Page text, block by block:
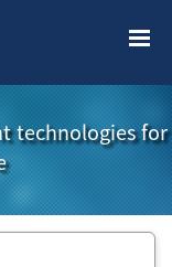
technologies for